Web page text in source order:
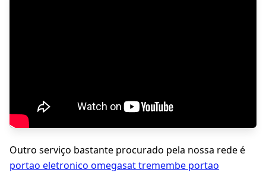
Outro serviço bastante procurado pela nossa rede é
portao eletronico omegasat tremembe portao